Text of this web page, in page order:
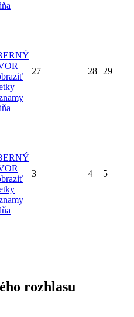
27 28 29
3 4 5
rozhlasu